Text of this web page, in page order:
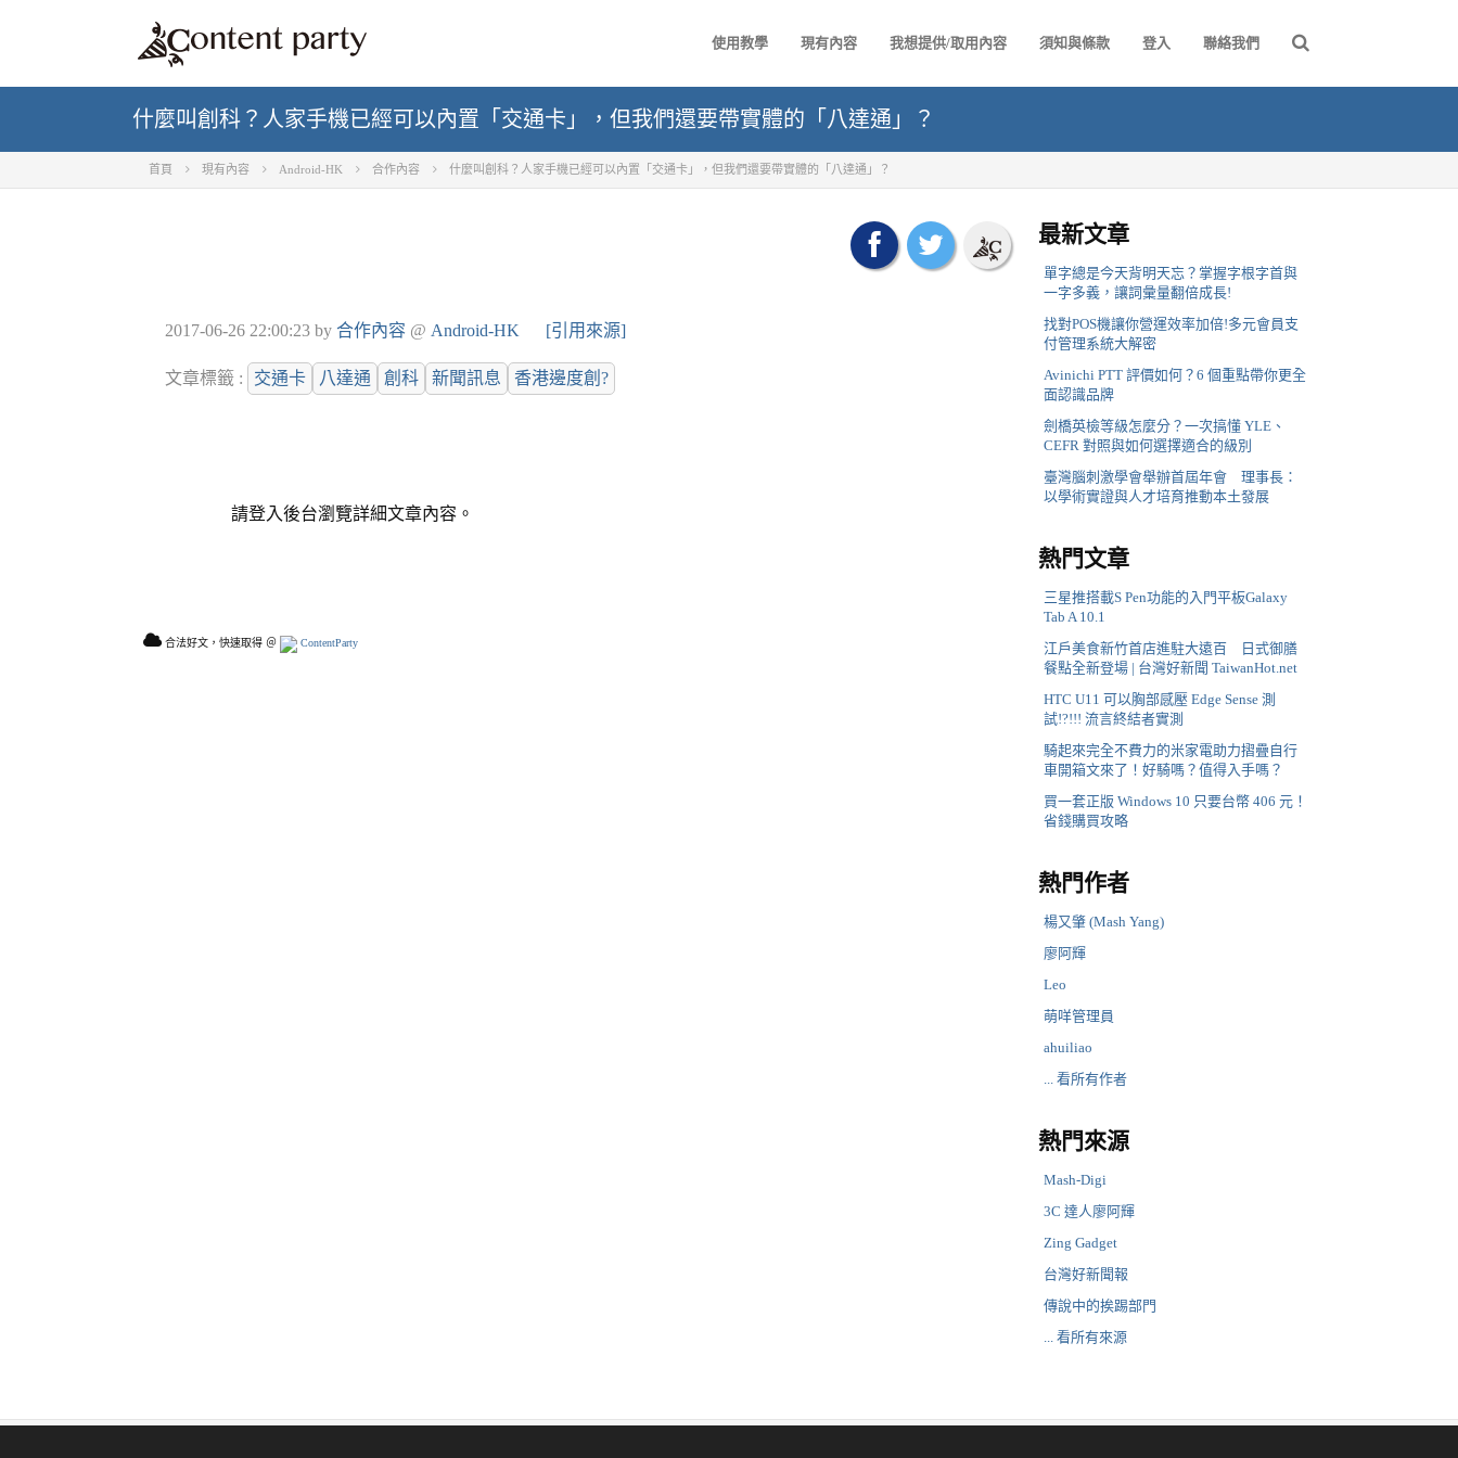
使用教學 現有內容 我想提供/取用內容 須知與條款 登入 聯絡我們
什麼叫創科？人家手機已經可以內置「交通卡」，但我們還要帶實體的「八達通」？
首頁 現有內容 Android-HK 合作內容 什麼叫創科？人家手機已經可以內置「交通卡」，但我們還要帶實體的「八達通」？
2017-06-26 22:00:23 by 合作內容 @ Android-HK [引用來源]
文章標籤 : 交通卡 八達通 創科 新聞訊息 香港邊度創?
請登入後台瀏覽詳細文章內容。
合法好文，快速取得 ＠ ContentParty
最新文章
單字總是今天背明天忘？掌握字根字首與
一字多義，讓詞彙量翻倍成長!
找對POS機讓你營運效率加倍!多元會員支
付管理系統大解密
Avinichi PTT 評價如何？6 個重點帶你更全
面認識品牌
劍橋英檢等級怎麼分？一次搞懂 YLE、
CEFR 對照與如何選擇適合的級別
臺灣腦刺激學會舉辦首屆年會 理事長：
以學術實證與人才培育推動本土發展
熱門文章
三星推搭載S Pen功能的入門平板Galaxy
Tab A 10.1
江戶美食新竹首店進駐大遠百 日式御膳
餐點全新登場 | 台灣好新聞 TaiwanHot.net
HTC U11 可以胸部感壓 Edge Sense 測
試!?!!! 流言終結者實測
騎起來完全不費力的米家電助力摺疊自行
車開箱文來了！好騎嗎？值得入手嗎？
買一套正版 Windows 10 只要台幣 406 元！
省錢購買攻略
熱門作者
楊又肇 (Mash Yang)
廖阿輝
Leo
萌咩管理員
ahuiliao
... 看所有作者
熱門來源
Mash-Digi
3C 達人廖阿輝
Zing Gadget
台灣好新聞報
傳說中的挨踢部門
... 看所有來源